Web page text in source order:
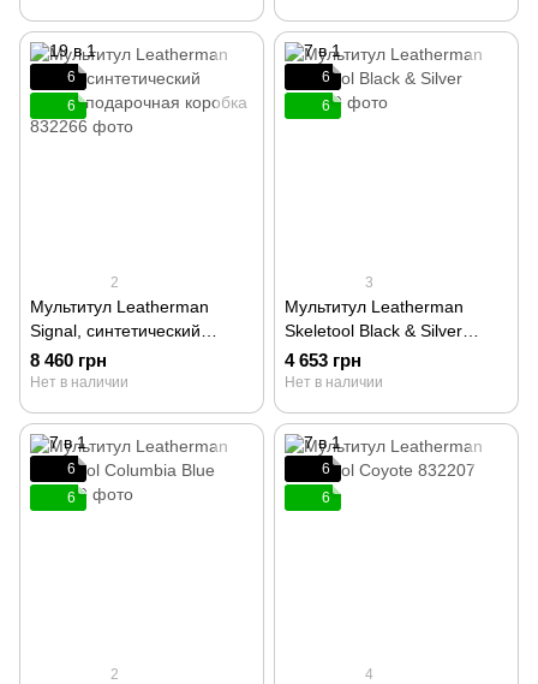
6
6
2
Мультитул Leatherman
Signal, синтетический
чехол, подарочная коробка
832266
8 460 грн
Нет в наличии
6
6
3
Мультитул Leatherman
Skeletool Black & Silver
832629
4 653 грн
Нет в наличии
6
6
2
6
6
4